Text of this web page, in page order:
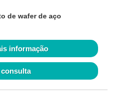
de wafer de aço
informação